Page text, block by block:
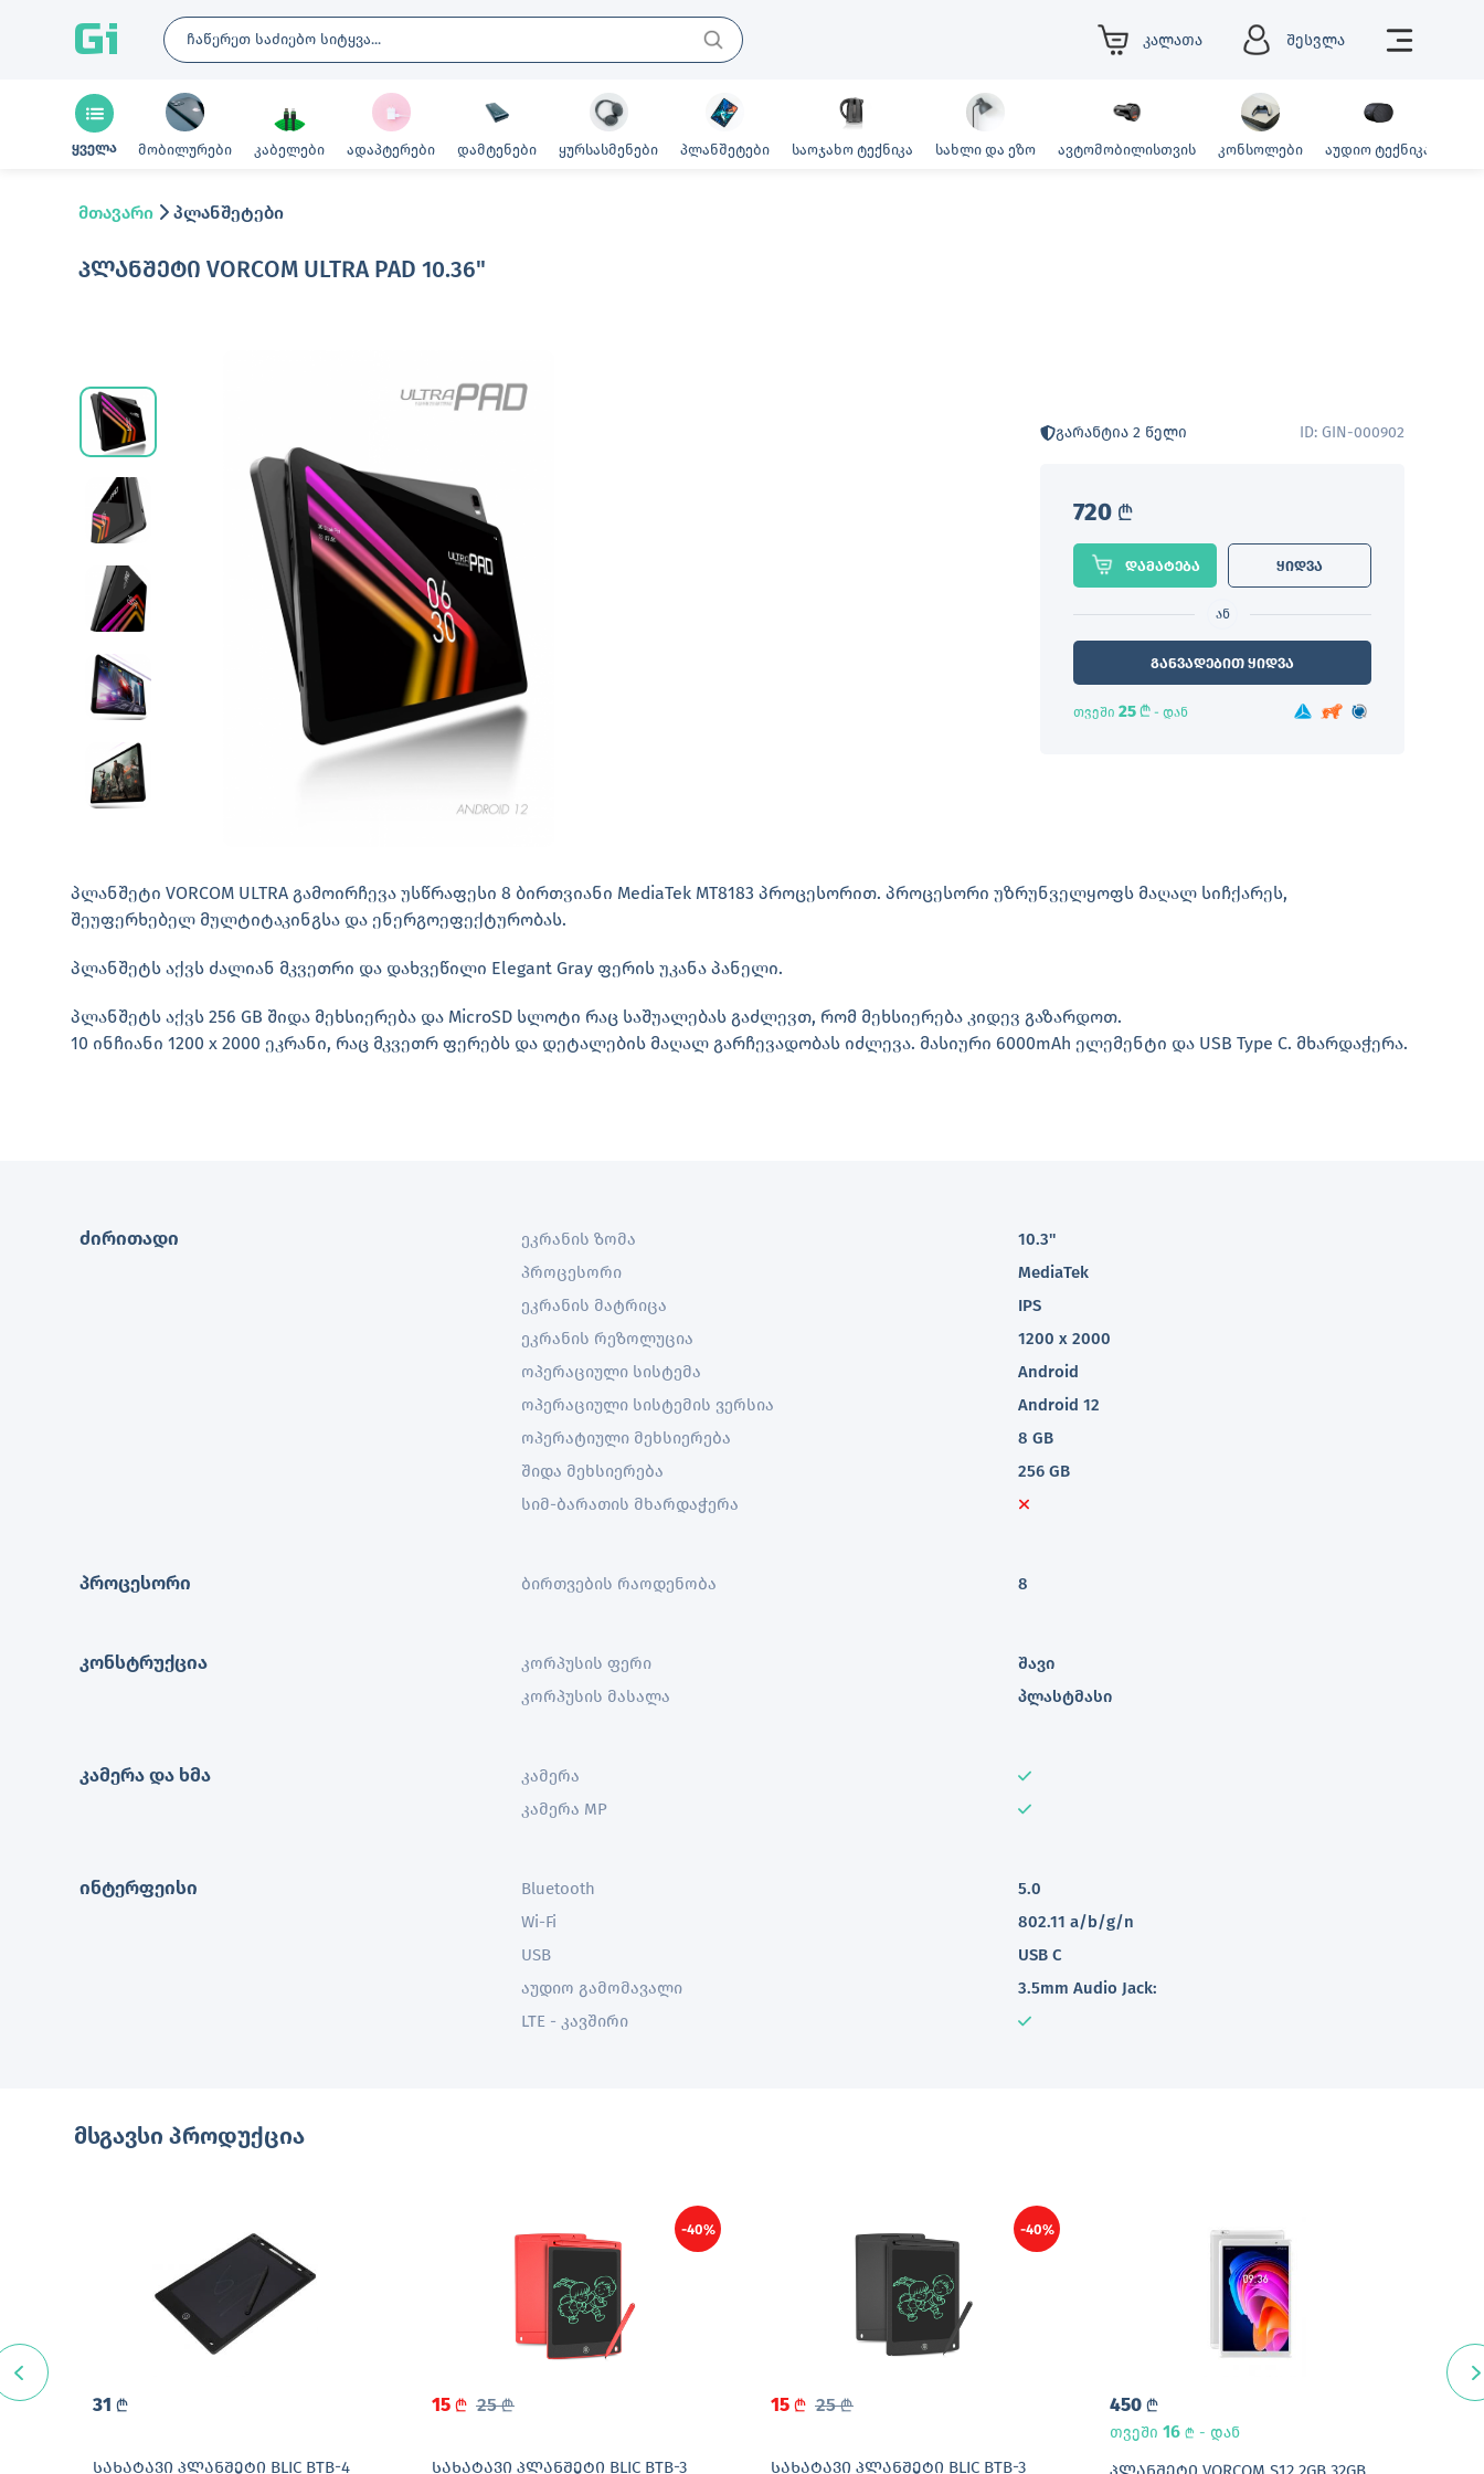
Gi კალათა შესვლა
ყველა მობილურები კაბელები ადაპტერები დამტენები ყურსასმენები პლანშეტები საოჯახო ტექნიკა სახლი და ეზო ავტომობილისთვის კონსოლები აუდიო ტექნიკა
მთავარი პლანშეტები
ᲞᲚᲐᲜᲨᲔᲢᲘ VORCOM ULTRA PAD 10.36"
გარანტია 2 წელი ID: GIN-000902
720 L
დამატება ყიდვა
ან
განვადებით ყიდვა
თვეში 25 L - დან
პლანშეტი VORCOM ULTRA გამოირჩევა უსწრაფესი 8 ბირთვიანი MediaTek MT8183 პროცესორით. პროცესორი უზრუნველყოფს მაღალ სიჩქარეს,
შეუფერხებელ მულტიტაკინგსა და ენერგოეფექტურობას.
პლანშეტს აქვს ძალიან მკვეთრი და დახვეწილი Elegant Gray ფერის უკანა პანელი.
პლანშეტს აქვს 256 GB შიდა მეხსიერება და MicroSD სლოტი რაც საშუალებას გაძლევთ, რომ მეხსიერება კიდევ გაზარდოთ.
10 ინჩიანი 1200 x 2000 ეკრანი, რაც მკვეთრ ფერებს და დეტალების მაღალ გარჩევადობას იძლევა. მასიური 6000mAh ელემენტი და USB Type C. მხარდაჭერა.
ძირითადი ეკრანის ზომა
10.3''
პროცესორი
MediaTek
ეკრანის მატრიცა
IPS
ეკრანის რეზოლუცია
1200 x 2000
ოპერაციული სისტემა
Android
ოპერაციული სისტემის ვერსია
Android 12
ოპერატიული მეხსიერება
8 GB
შიდა მეხსიერება
256 GB
სიმ-ბარათის მხარდაჭერა
პროცესორი ბირთვების რაოდენობა 8
კონსტრუქცია კორპუსის ფერი
შავი
კორპუსის მასალა
პლასტმასი
კამერა და ხმა
კამერა
კამერა MP
ინტერფეისი Bluetooth
5.0
Wi-Fi
802.11 a/b/g/n
USB
USB C
აუდიო გამომავალი
3.5mm Audio Jack:
LTE - კავშირი
მსგავსი პროდუქცია
31 L
ᲡᲐᲮᲐᲢᲐᲕᲘ ᲞᲚᲐᲜᲨᲔᲢᲘ BLIC BTB-4
-40%
15 L 25L
ᲡᲐᲮᲐᲢᲐᲕᲘ ᲞᲚᲐᲜᲨᲔᲢᲘ BLIC BTB-3
-40%
15 L 25L
ᲡᲐᲮᲐᲢᲐᲕᲘ ᲞᲚᲐᲜᲨᲔᲢᲘ BLIC BTB-3
450 L
თვეში 16 L - დან
31L